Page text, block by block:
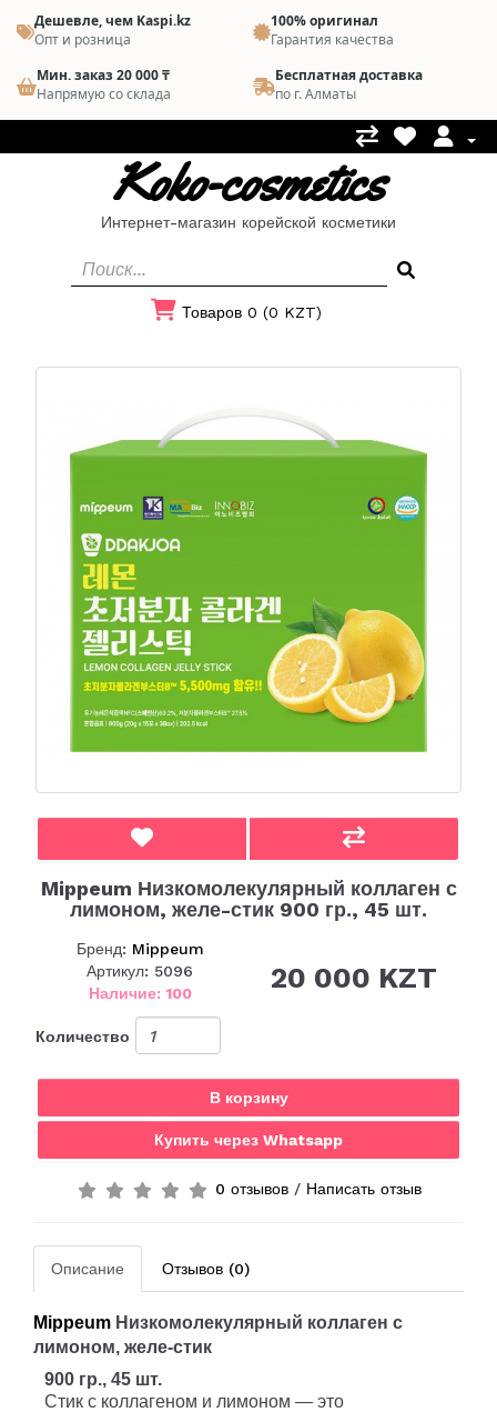
Дешевле, чем Kaspi.kz
Опт и розница
100% оригинал
Гарантия качества
Мин. заказ 20 000 ₸
Напрямую со склада
Бесплатная доставка
по г. Алматы
Koko-cosmetics
Интернет-магазин корейской косметики
Товаров 0 (0 KZT)
Mippeum Низкомолекулярный коллаген с
лимоном, желе-стик 900 гр., 45 шт.
Бренд: Mippeum
Артикул: 5096
Наличие: 100
20 000 KZT
Количество
В корзину
Купить через Whatsapp
0 отзывов/ Написать отзыв
Описание Отзывов (0)
Mippeum Низкомолекулярный коллаген с
лимоном, желе-стик
900 гр., 45 шт.
Стик с коллагеном и лимоном — это